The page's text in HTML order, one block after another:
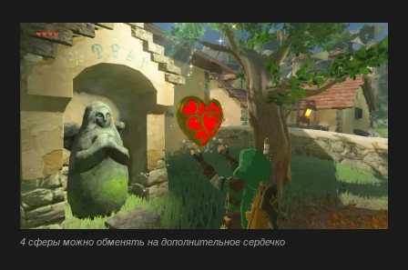
4 сферы можно обменять на дополнительное сердечко